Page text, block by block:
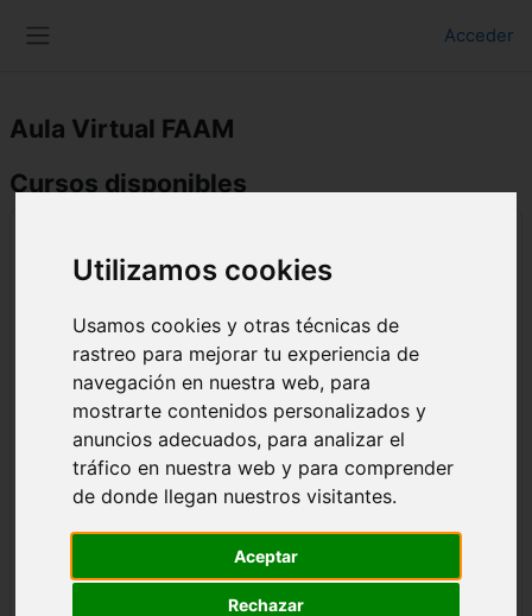
Utilizamos cookies
Usamos cookies y otras técnicas de
rastreo para mejorar tu experiencia de
navegación en nuestra web, para
mostrarte contenidos personalizados y
anuncios adecuados, para analizar el
tráfico en nuestra web y para comprender
de donde llegan nuestros visitantes.
Aceptar
Rechazar
Acceder
Aula Virtual FAAM
Cursos disponibles
a recursos y metodologías inclusivas
inclusivas, es una formación enfocada a
todas aquellas personas que tienen
curiosidad por saber metodologías
inclusivas y herramientas, que pueden
ayudar a la inclusión de todos los/as
menores que se encuentran en edad
escolar e incluso a adultos con
discapacidad en su día a día para trabajar
áreas como la del lenguaje, la cognitiva, el
cálculo, la lectura... con herramientas
tanto digitales como manuales, sencillas y
de fácil alcance.